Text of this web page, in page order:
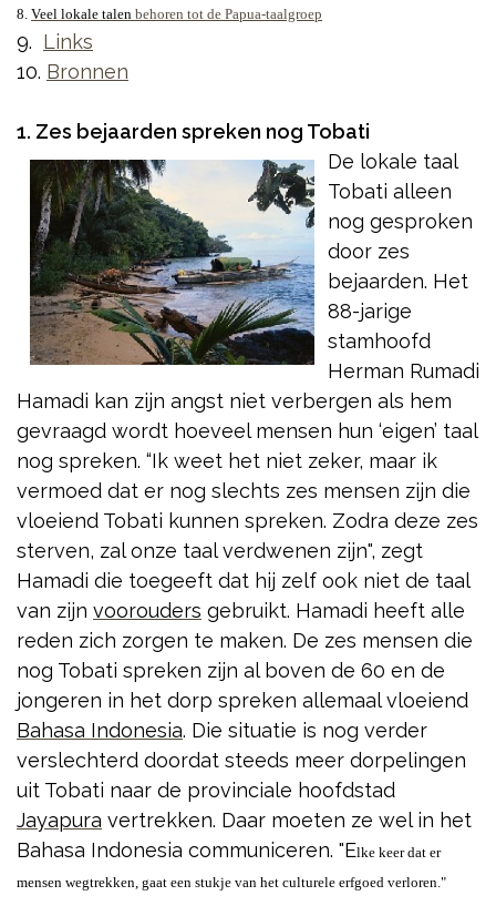
8. Veel lokale talen behoren tot de Papua-taalgroep
9. Links
10. Bronnen
1. Zes bejaarden spreken nog Tobati
De lokale taal
Tobati alleen
nog gesproken
door zes
bejaarden. Het
88-jarige
stamhoofd
Herman Rumadi
Hamadi kan zijn angst niet verbergen als hem
gevraagd wordt hoeveel mensen hun ‘eigen’ taal
nog spreken. “Ik weet het niet zeker, maar ik
vermoed dat er nog slechts zes mensen zijn die
vloeiend Tobati kunnen spreken. Zodra deze zes
sterven, zal onze taal verdwenen zijn", zegt
Hamadi die toegeeft dat hij zelf ook niet de taal
van zijn voorouders gebruikt. Hamadi heeft alle
reden zich zorgen te maken. De zes mensen die
nog Tobati spreken zijn al boven de 60 en de
jongeren in het dorp spreken allemaal vloeiend
Bahasa Indonesia. Die situatie is nog verder
verslechterd doordat steeds meer dorpelingen
uit Tobati naar de provinciale hoofdstad
Jayapura vertrekken. Daar moeten ze wel in het
Bahasa Indonesia communiceren. "Elke keer dat er
mensen wegtrekken, gaat een stukje van het culturele erfgoed verloren."